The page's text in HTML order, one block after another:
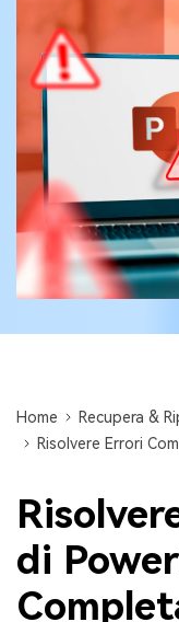
Centro di
TROVA
search
Home
Recupera &
Risolvere Errori
di